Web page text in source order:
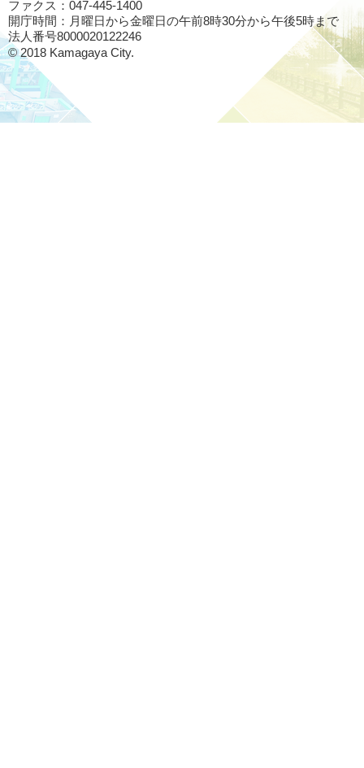
ファクス：047-445-1400
開庁時間：月曜日から金曜日の午前8時30分から午後5時まで
法人番号8000020122246
© 2018 Kamagaya City.